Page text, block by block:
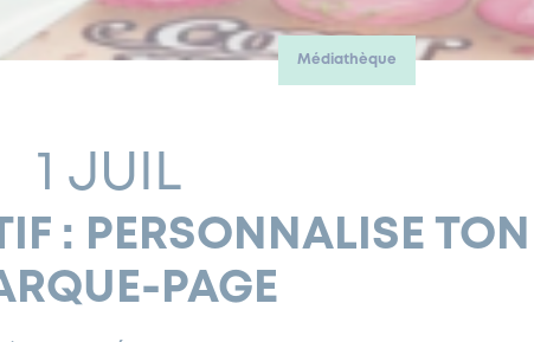
Médiathèque
1 JUIL
: PERSONNALISE TON
PAGE